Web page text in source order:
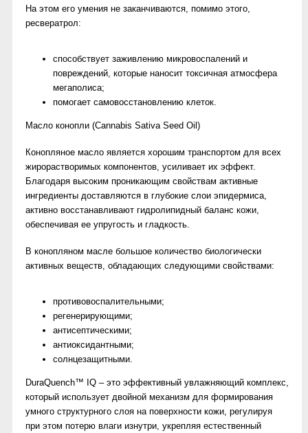
На этом его умения не заканчиваются, помимо этого,
ресвератрол:
способствует заживлению микровоспалений и
повреждений, которые наносит токсичная атмосфера
мегаполиса;
помогает самовосстановлению клеток.
Масло конопли (Cannabis Sativa Seed Oil)
Конопляное масло является хорошим транспортом для всех
жирорастворимых компонентов, усиливает их эффект.
Благодаря высоким проникающим свойствам активные
ингредиенты доставляются в глубокие слои эпидермиса,
активно восстанавливают гидролипидный баланс кожи,
обеспечивая ее упругость и гладкость.
В конопляном масле большое количество биологически
активных веществ, обладающих следующими свойствами:
противовоспалительными;
регенерирующими;
антисептическими;
антиоксидантными;
солнцезащитными.
DuraQuench™ IQ – это эффективный увлажняющий комплекс,
который использует двойной механизм для формирования
умного структурного слоя на поверхности кожи, регулируя
при этом потерю влаги изнутри, укрепляя естественный